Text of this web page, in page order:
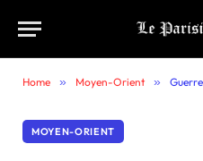
Home » Moyen-Orient » Guerre contre
MOYEN-ORIENT